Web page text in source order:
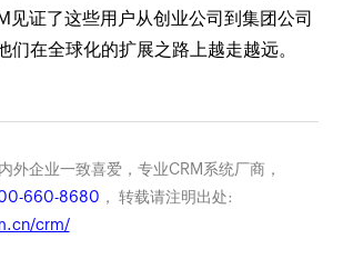
见证了这些用户从创业公司到集团公司
们在全球化的扩展之路上越走越远。
外企业一致喜爱，专业CRM系统厂商，
660-8680 ， 转载请注明出处:
crm/